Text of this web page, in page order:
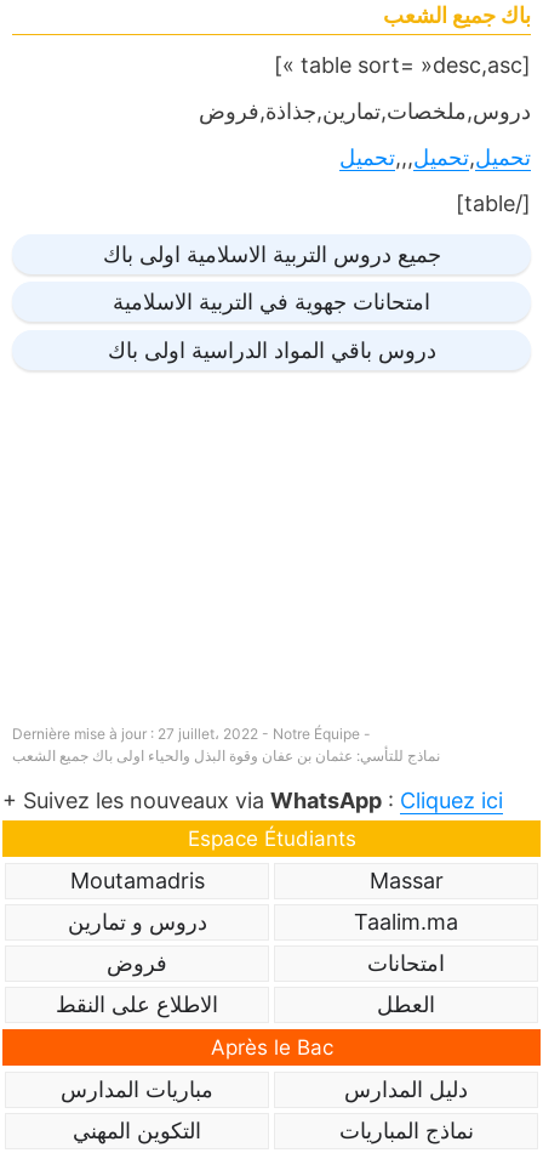
باك جميع الشعب
[table sort= »desc,asc »]
دروس,ملخصات,تمارين,جذاذة,فروض
تحميل,تحميل,,,تحميل
[/table]
جميع دروس التربية الاسلامية اولى باك
امتحانات جهوية في التربية الاسلامية
دروس باقي المواد الدراسية اولى باك
Dernière mise à jour : 27 juillet، 2022 - Notre Équipe -
نماذج للتأسي: عثمان بن عفان وقوة البذل والحياء اولى باك جميع الشعب
+ Suivez les nouveaux via WhatsApp : Cliquez ici
Espace Étudiants
Massar
Moutamadris
Taalim.ma
دروس و تمارين
امتحانات
فروض
العطل
الاطلاع على النقط
Après le Bac
دليل المدارس
مباريات المدارس
نماذج المباريات
التكوين المهني